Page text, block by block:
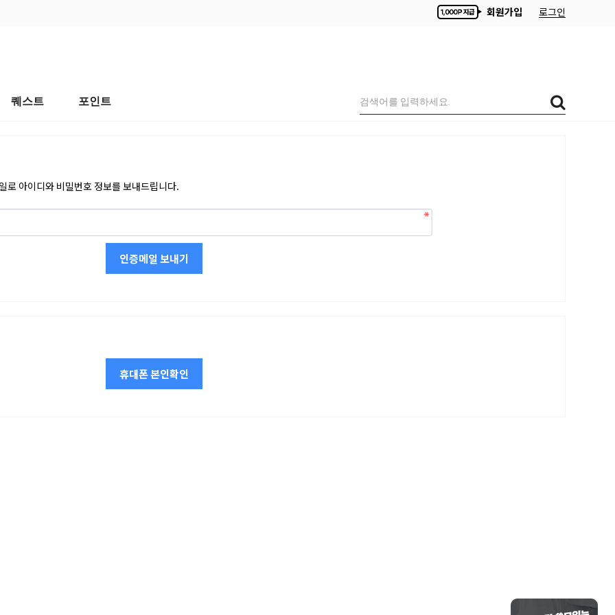
회원가입 로그인
퀘스트 포인트
로 아이디와 비밀번호 정보를 보내드립니다.
인증메일 보내기
휴대폰 본인확인